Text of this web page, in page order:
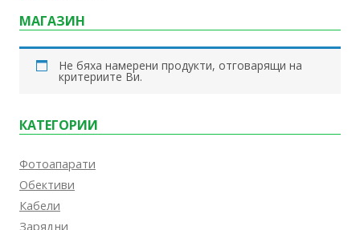
МАГАЗИН
Не бяха намерени продукти, отговарящи на
критериите Ви.
КАТЕГОРИИ
Фотоапарати
Обективи
Кабели
Зарядни